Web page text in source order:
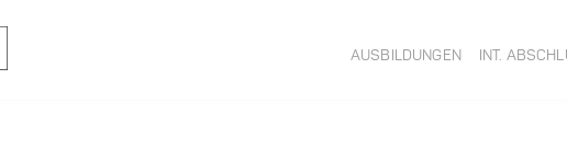
AUSBILDUNGEN INT.